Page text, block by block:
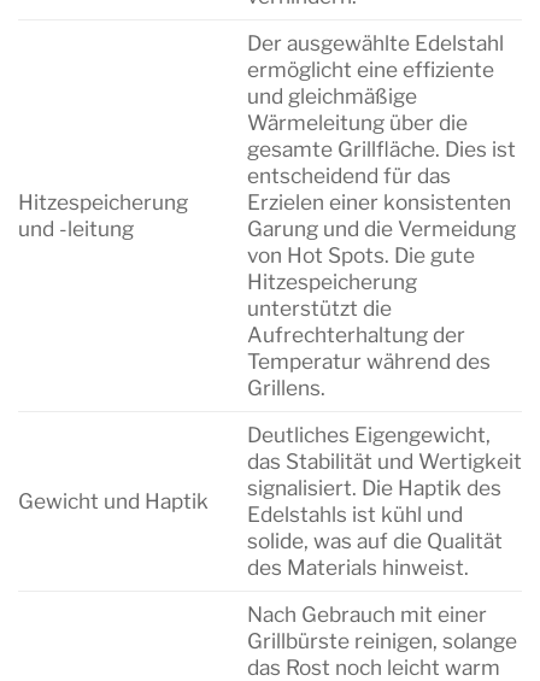
Hitzespeicherung
und -leitung
Der ausgewählte Edelstahl
ermöglicht eine effiziente
und gleichmäßige
Wärmeleitung über die
gesamte Grillfläche. Dies ist
entscheidend für das
Erzielen einer konsistenten
Garung und die Vermeidung
von Hot Spots. Die gute
Hitzespeicherung
unterstützt die
Aufrechterhaltung der
Temperatur während des
Grillens.
Gewicht und Haptik
Deutliches Eigengewicht,
das Stabilität und Wertigkeit
signalisiert. Die Haptik des
Edelstahls ist kühl und
solide, was auf die Qualität
des Materials hinweist.
Nach Gebrauch mit einer
Grillbürste reinigen, solange
das Rost noch leicht warm